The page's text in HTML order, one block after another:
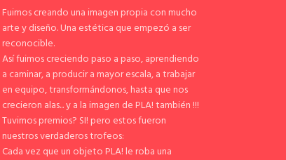
Fuimos creando una imagen propia con mucho
arte y diseño. Una estética que empezó a ser
reconocible.
Así fuimos creciendo paso a paso, aprendiendo
a caminar, a producir a mayor escala, a trabajar
en equipo, transformándonos, hasta que nos
crecieron alas... y a la imagen de PLA! también !!!
Tuvimos premios? SI! pero estos fueron
nuestros verdaderos trofeos:
Cada vez que un objeto PLA! le roba una